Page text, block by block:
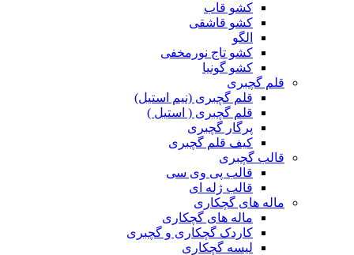
کشو قاب
کشو قاشقی
الگو
کشو تاج نورمخفی
کشو گونیا
قلم گچبری
قلم گچبری (نیم استیل)
قلم گچبری ( استیل )
پرگار گچبری
کیف قلم گچبری
قالب گچبری
قالب پی وی سی
قالب ژله ای
ماله های گچکاری
ماله های گچکاری
کاردک گچکاری و گچبری
لیسه گچکاری